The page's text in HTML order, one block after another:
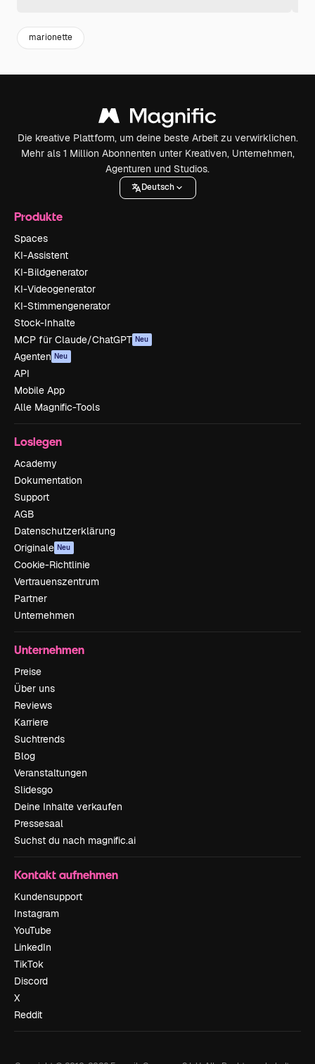
marionette
Die kreative Plattform, um deine beste Arbeit zu verwirklichen.
Mehr als 1 Million Abonnenten unter Kreativen, Unternehmen,
Agenturen und Studios.
Deutsch
Produkte
Spaces
KI-Assistent
KI-Bildgenerator
KI-Videogenerator
KI-Stimmengenerator
Stock-Inhalte
MCP für Claude/ChatGPT Neu
Agenten Neu
API
Mobile App
Alle Magnific-Tools
Loslegen
Academy
Dokumentation
Support
AGB
Datenschutzerklärung
Originale Neu
Cookie-Richtlinie
Vertrauenszentrum
Partner
Unternehmen
Unternehmen
Preise
Über uns
Reviews
Karriere
Suchtrends
Blog
Veranstaltungen
Slidesgo
Deine Inhalte verkaufen
Pressesaal
Suchst du nach magnific.ai
Kontakt aufnehmen
Kundensupport
Instagram
YouTube
LinkedIn
TikTok
Discord
X
Reddit